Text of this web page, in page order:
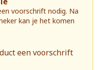
voorschrift nodig. Na
kan je het komen
een voorschrift